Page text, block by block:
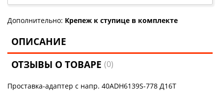
Дополнительно: Крепеж к ступице в комплекте
ОПИСАНИЕ
ОТЗЫВЫ О ТОВАРЕ(0)
Проставка-адаптер с напр. 40ADH6139S-778 Д16Т